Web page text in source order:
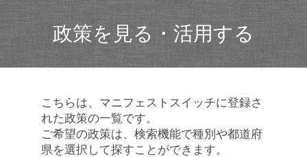
政策を見る・活用する
こちらは、マニフェストスイッチに登録さ
れた政策の一覧です。
ご希望の政策は、検索機能で種別や都道府
県を選択して探すことができます。